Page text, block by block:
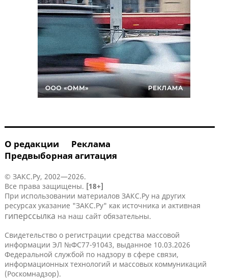
О редакции
Реклама
Предвыборная агитация
© ЗАКС.Ру, 2002—2026.
Все права защищены. [18+]
При использовании материалов ЗАКС.Ру на других
ресурсах указание "ЗАКС.Ру" как источника и активная
гиперссылка на наш сайт обязательны.
Свидетельство о регистрации средства массовой
информации ЭЛ №ФС77-91043, выданное 10.03.2026
Федеральной службой по надзору в сфере связи,
информационных технологий и массовых коммуникаций
(Роскомнадзор).